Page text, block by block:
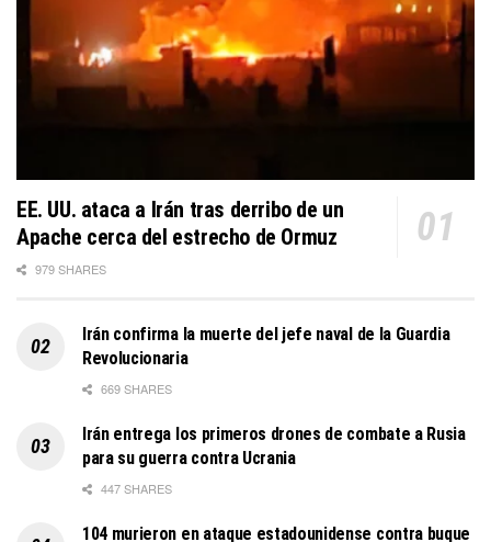
EE. UU. ataca a Irán tras derribo de un
Apache cerca del estrecho de Ormuz
979 SHARES
Irán confirma la muerte del jefe naval de la Guardia
Revolucionaria
669 SHARES
Irán entrega los primeros drones de combate a Rusia
para su guerra contra Ucrania
447 SHARES
104 murieron en ataque estadounidense contra buque